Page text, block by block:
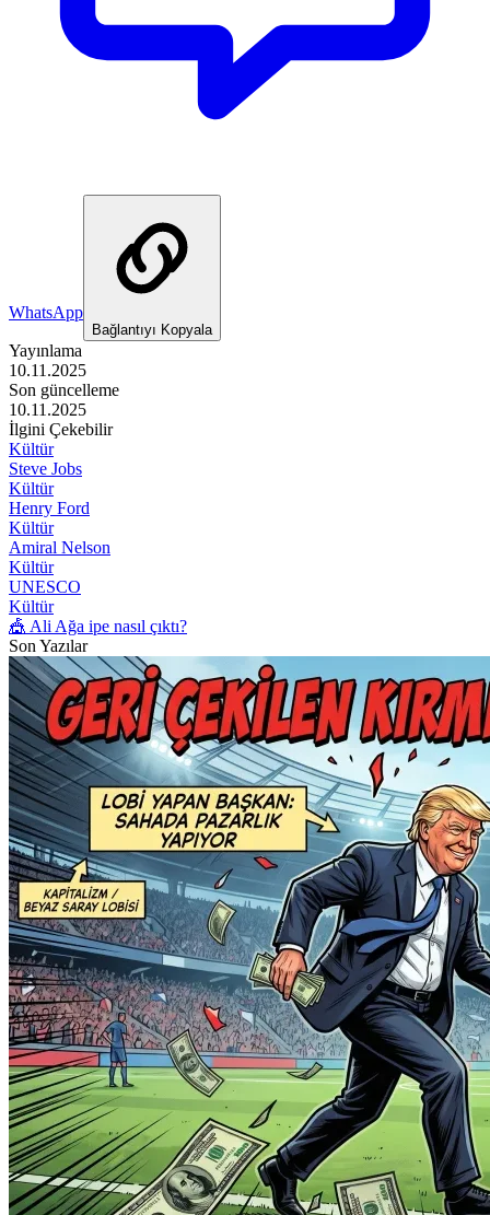
WhatsApp
Bağlantıyı Kopyala
Yayınlama
10.11.2025
Son güncelleme
10.11.2025
İlgini Çekebilir
Kültür
Steve Jobs
Kültür
Henry Ford
Kültür
Amiral Nelson
Kültür
UNESCO
Kültür
🎪 Ali Ağa ipe nasıl çıktı?
Son Yazılar